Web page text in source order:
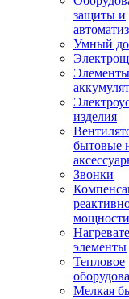
защиты и
Умный
изделия
бытовые
Звонки
мощности
элементы
Тепловое
Мелкая